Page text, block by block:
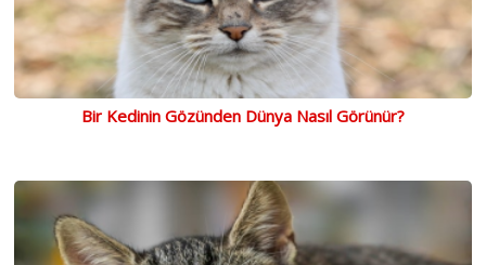
Bir Kedinin Gözünden Dünya Nasıl Görünür?